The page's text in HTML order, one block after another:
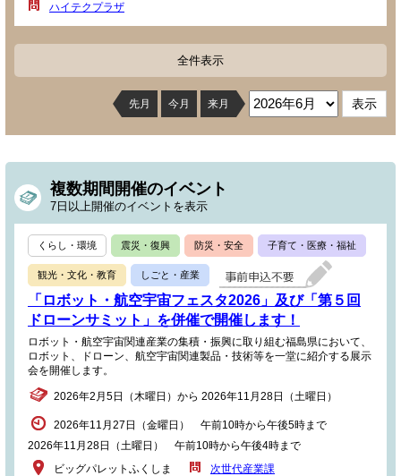
ハイテクプラザ
全件表示
先月 今月 来月
複数期間開催のイベント
7日以上開催のイベントを表示
くらし・環境 震災・復興 防災・安全 子育て・医療・福祉
観光・文化・教育 しごと・産業
「ロボット・航空宇宙フェスタ2026」及び「第５回
ドローンサミット」を併催で開催します！
ロボット・航空宇宙関連産業の集積・振興に取り組む福島県において、
ロボット、ドローン、航空宇宙関連製品・技術等を一堂に紹介する展示
会を開催します。
2026年2月5日（木曜日）から 2026年11月28日（土曜日）
2026年11月27日（金曜日） 午前10時から午後5時まで
2026年11月28日（土曜日） 午前10時から午後4時まで
ビッグパレットふくしま
次世代産業課